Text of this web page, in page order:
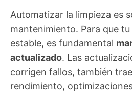
Automatizar la limpieza es
mantenimiento. Para que
estable, es fundamental
actualizado. Las
corrigen fallos, también
rendimiento,